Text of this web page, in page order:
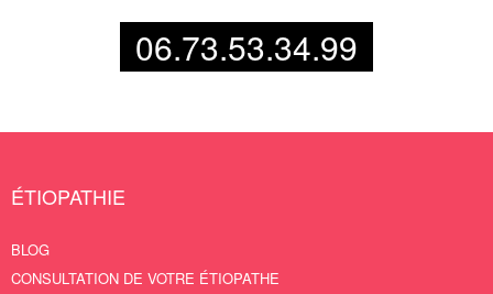
06.73.53.34.99
ÉTIOPATHIE
BLOG
CONSULTATION DE VOTRE ÉTIOPATHE